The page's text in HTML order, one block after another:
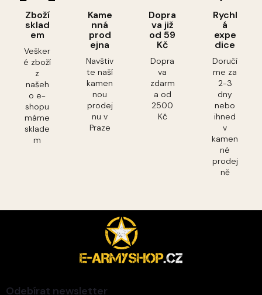
Zboží
sklad
em
Vešker
é zboží
z
našeh
o e-
shopu
máme
sklade
m
Kame
nná
prod
ejna
Navštiv
te naší
kamen
nou
prodej
nu v
Praze
Dopra
va již
od 59
Kč
Dopra
va
zdarm
a od
2500
Kč
Rychl
á
expe
dice
Doručí
me za
2-3
dny
nebo
ihned
v
kamen
né
prodej
ně
Odebírat newsletter